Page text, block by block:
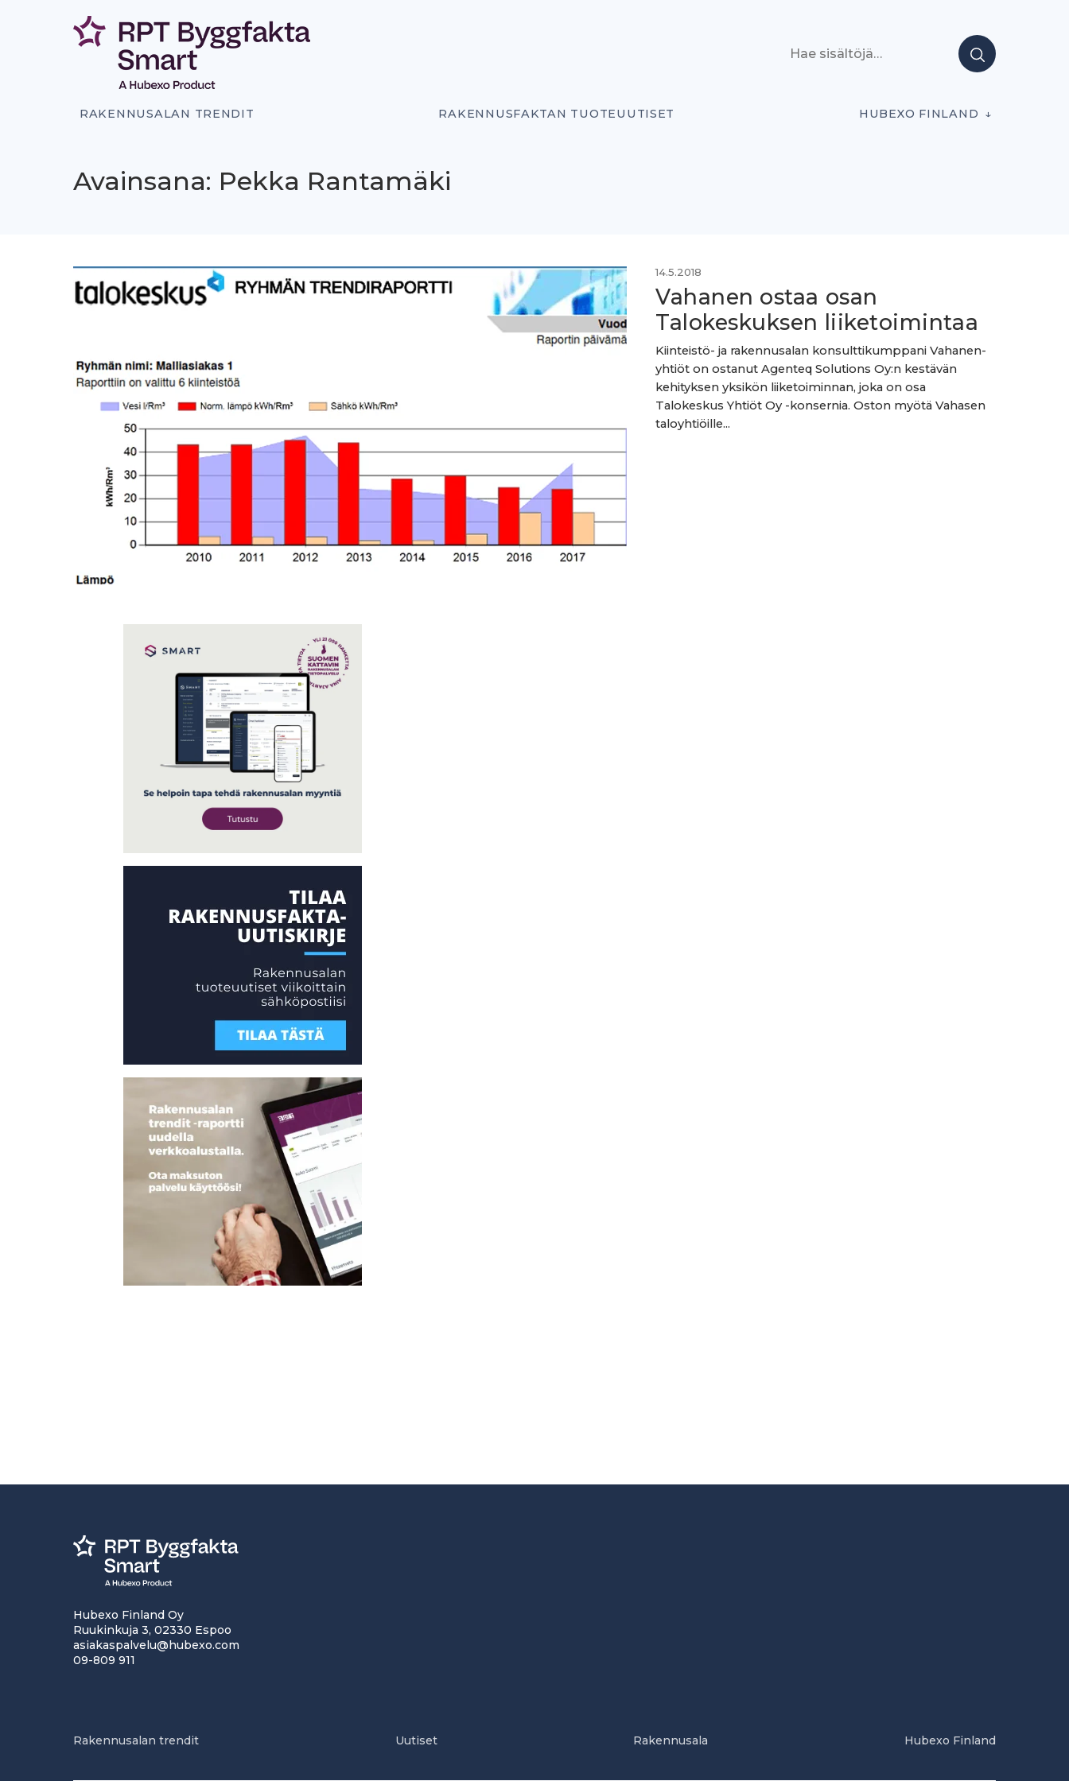
RAKENNUSALAN TRENDIT RAKENNUSFAKTAN TUOTEUUTISET HUBEXO FINLAND
Avainsana: Pekka Rantamäki
14.5.2018
Vahanen ostaa osan
Talokeskuksen liiketoimintaa
Kiinteistö- ja rakennusalan konsulttikumppani Vahanen-
yhtiöt on ostanut Agenteq Solutions Oy:n kestävän
kehityksen yksikön liiketoiminnan, joka on osa
Talokeskus Yhtiöt Oy -konsernia. Oston myötä Vahasen
taloyhtiöille...
Hubexo Finland Oy
Ruukinkuja 3, 02330 Espoo
asiakaspalvelu@hubexo.com
09-809 911
Rakennusalan trendit Uutiset Rakennusala Hubexo Finland